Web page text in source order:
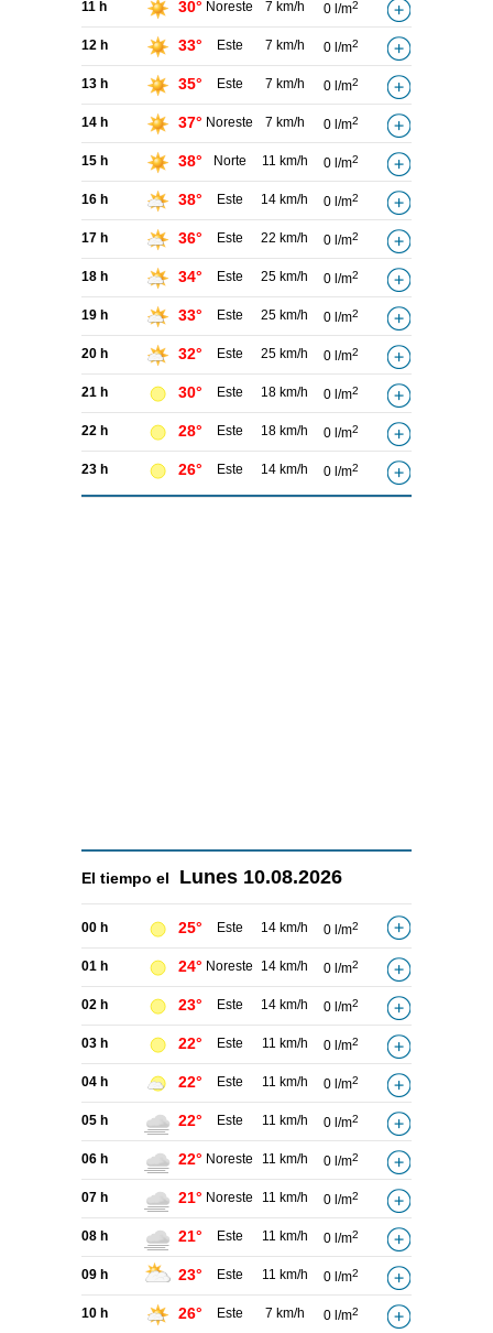
11 h 30° Noreste 7 km/h 0 l/m2
12 h 33° Este 7 km/h 0 l/m2
13 h 35° Este 7 km/h 0 l/m2
14 h 37° Noreste 7 km/h 0 l/m2
15 h 38° Norte 11 km/h 0 l/m2
16 h 38° Este 14 km/h 0 l/m2
17 h 36° Este 22 km/h 0 l/m2
18 h 34° Este 25 km/h 0 l/m2
19 h 33° Este 25 km/h 0 l/m2
20 h 32° Este 25 km/h 0 l/m2
21 h 30° Este 18 km/h 0 l/m2
22 h 28° Este 18 km/h 0 l/m2
23 h 26° Este 14 km/h 0 l/m2
El tiempo el Lunes 10.08.2026
00 h 25° Este 14 km/h 0 l/m2
01 h 24° Noreste 14 km/h 0 l/m2
02 h 23° Este 14 km/h 0 l/m2
03 h 22° Este 11 km/h 0 l/m2
04 h 22° Este 11 km/h 0 l/m2
05 h 22° Este 11 km/h 0 l/m2
06 h 22° Noreste 11 km/h 0 l/m2
07 h 21° Noreste 11 km/h 0 l/m2
08 h 21° Este 11 km/h 0 l/m2
09 h 23° Este 11 km/h 0 l/m2
10 h 26° Este 7 km/h 0 l/m2